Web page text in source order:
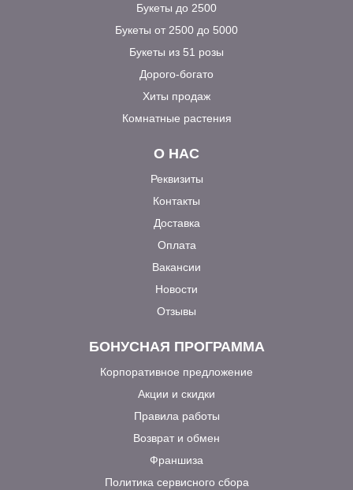
Букеты до 2500
Букеты от 2500 до 5000
Букеты из 51 розы
Дорого-богато
Хиты продаж
Комнатные растения
О НАС
Реквизиты
Контакты
Доставка
Оплата
Вакансии
Новости
Отзывы
БОНУСНАЯ ПРОГРАММА
Корпоративное предложение
Акции и скидки
Правила работы
Возврат и обмен
Франшиза
Политика сервисного сбора